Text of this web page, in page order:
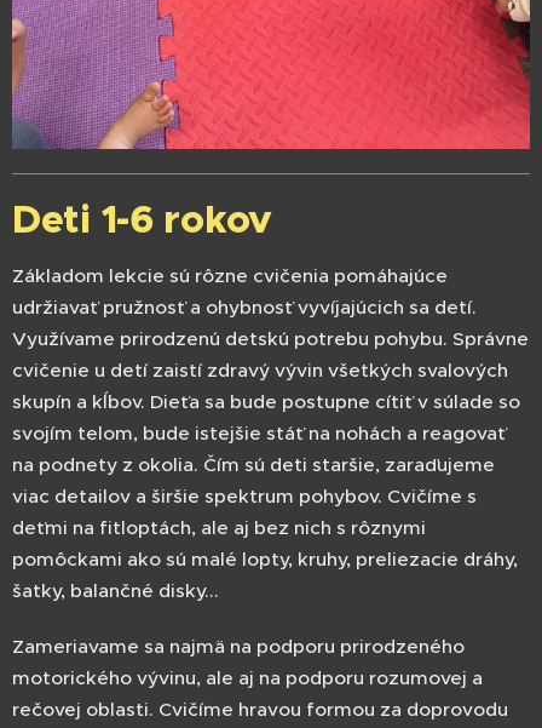
Deti 1-6 rokov
Základom lekcie sú rôzne cvičenia pomáhajúce
udržiavať pružnosť a ohybnosť vyvíjajúcich sa detí.
Využívame prirodzenú detskú potrebu pohybu. Správne
cvičenie u detí zaistí zdravý vývin všetkých svalových
skupín a kĺbov. Dieťa sa bude postupne cítiť v súlade so
svojím telom, bude istejšie stáť na nohách a reagovať
na podnety z okolia. Čím sú deti staršie, zaraďujeme
viac detailov a širšie spektrum pohybov. Cvičíme s
deťmi na fitloptách, ale aj bez nich s rôznymi
pomôckami ako sú malé lopty, kruhy, preliezacie dráhy,
šatky, balančné disky...
Zameriavame sa najmä na podporu prirodzeného
motorického vývinu, ale aj na podporu rozumovej a
rečovej oblasti. Cvičíme hravou formou za doprovodu